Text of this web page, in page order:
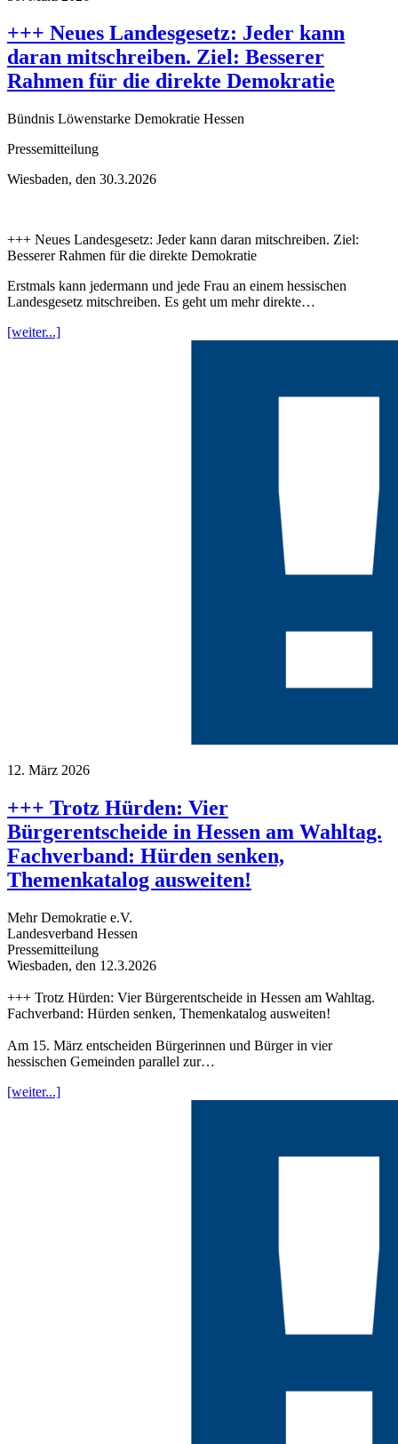
+++ Neues Landesgesetz: Jeder kann
daran mitschreiben. Ziel: Besserer
Rahmen für die direkte Demokratie
Bündnis Löwenstarke Demokratie Hessen
Pressemitteilung
Wiesbaden, den 30.3.2026
+++ Neues Landesgesetz: Jeder kann daran mitschreiben. Ziel:
Besserer Rahmen für die direkte Demokratie
Erstmals kann jedermann und jede Frau an einem hessischen
Landesgesetz mitschreiben. Es geht um mehr direkte…
[weiter...]
12. März 2026
+++ Trotz Hürden: Vier
Bürgerentscheide in Hessen am Wahltag.
Fachverband: Hürden senken,
Themenkatalog ausweiten!
Mehr Demokratie e.V.
Landesverband Hessen
Pressemitteilung
Wiesbaden, den 12.3.2026
+++ Trotz Hürden: Vier Bürgerentscheide in Hessen am Wahltag.
Fachverband: Hürden senken, Themenkatalog ausweiten!
Am 15. März entscheiden Bürgerinnen und Bürger in vier
hessischen Gemeinden parallel zur…
[weiter...]